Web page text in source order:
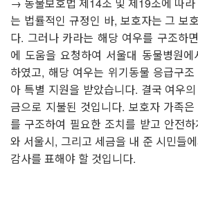
는 법률적인 규정인 바, 보호자는 그 보
다. 그러나 카라는 해당 여우를 구조하
에 도움을 요청하여 서울대 동물병원
하였고, 해당 여우는 위기동물 응급구
아 특별 지원을 받았습니다. 결국 여우
금으로 지불된 것입니다. 보호자 가족
를 구조하여 필요한 조치를 받고 안전
와 서울시, 그리고 세금을 내 준 시민들
감사를 표해야 할 것입니다.